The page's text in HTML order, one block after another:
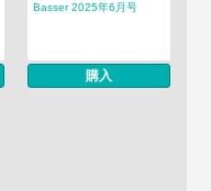
Basser 2025年6月号
購入